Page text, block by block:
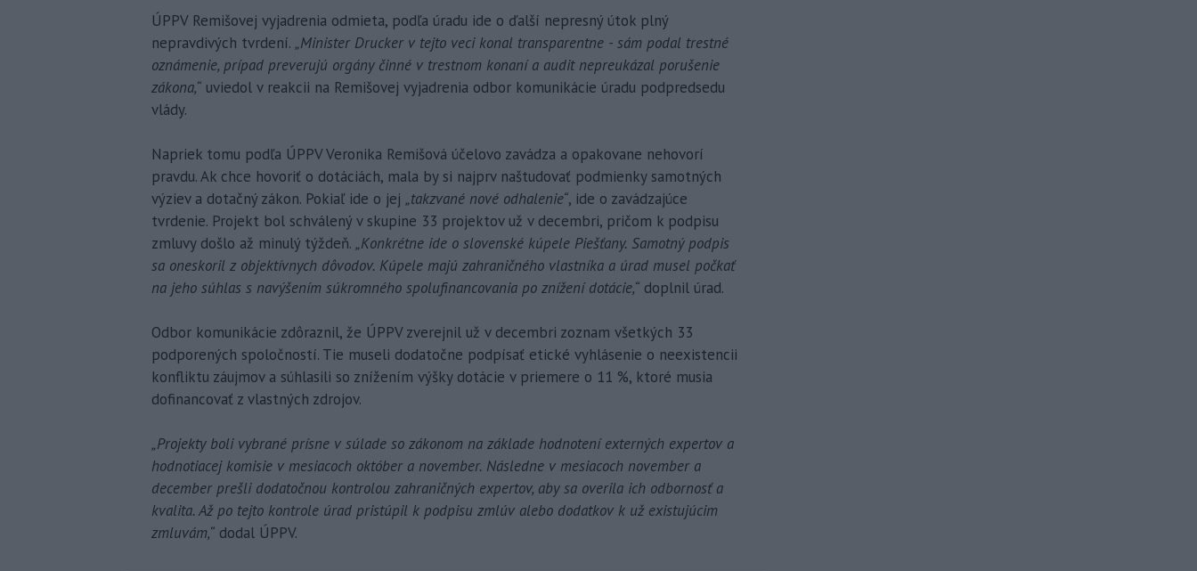
ÚPPV Remišovej vyjadrenia odmieta, podľa úradu ide o ďalší nepresný útok plný
nepravdivých tvrdení. „Minister Drucker v tejto veci konal transparentne - sám podal trestné
oznámenie, prípad preverujú orgány činné v trestnom konaní a audit nepreukázal porušenie
zákona,“ uviedol v reakcii na Remišovej vyjadrenia odbor komunikácie úradu podpredsedu
vlády.
Napriek tomu podľa ÚPPV Veronika Remišová účelovo zavádza a opakovane nehovorí
pravdu. Ak chce hovoriť o dotáciách, mala by si najprv naštudovať podmienky samotných
výziev a dotačný zákon. Pokiaľ ide o jej „takzvané nové odhalenie“, ide o zavádzajúce
tvrdenie. Projekt bol schválený v skupine 33 projektov už v decembri, pričom k podpisu
zmluvy došlo až minulý týždeň. „Konkrétne ide o slovenské kúpele Piešťany. Samotný podpis
sa oneskoril z objektívnych dôvodov. Kúpele majú zahraničného vlastníka a úrad musel počkať
na jeho súhlas s navýšením súkromného spolufinancovania po znížení dotácie,“ doplnil úrad.
Odbor komunikácie zdôraznil, že ÚPPV zverejnil už v decembri zoznam všetkých 33
podporených spoločností. Tie museli dodatočne podpísať etické vyhlásenie o neexistencii
konfliktu záujmov a súhlasili so znížením výšky dotácie v priemere o 11 %, ktoré musia
dofinancovať z vlastných zdrojov.
„Projekty boli vybrané prísne v súlade so zákonom na základe hodnotení externých expertov a
hodnotiacej komisie v mesiacoch október a november. Následne v mesiacoch november a
december prešli dodatočnou kontrolou zahraničných expertov, aby sa overila ich odbornosť a
kvalita. Až po tejto kontrole úrad pristúpil k podpisu zmlúv alebo dodatkov k už existujúcim
zmluvám,“ dodal ÚPPV.